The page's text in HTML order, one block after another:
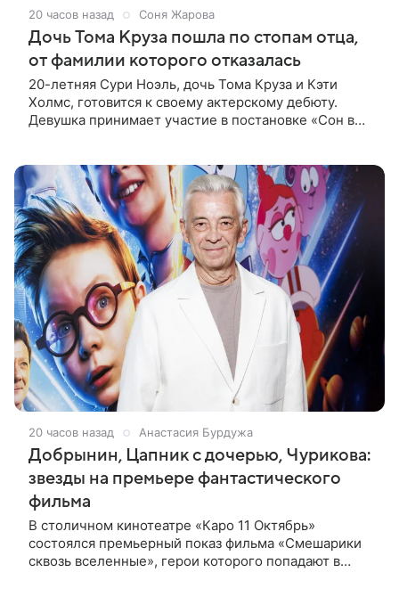
20 часов назад Соня Жарова
Дочь Тома Круза пошла по стопам отца,
от фамилии которого отказалась
20-летняя Сури Ноэль, дочь Тома Круза и Кэти
Холмс, готовится к своему актерскому дебюту.
Девушка принимает участие в постановке «Сон в
20 часов назад Анастасия Бурдужа
Добрынин, Цапник с дочерью, Чурикова:
звезды на премьере фантастического
фильма
В столичном кинотеатре «Каро 11 Октябрь»
состоялся премьерный показ фильма «Смешарики
сквозь вселенные», герои которого попадают в